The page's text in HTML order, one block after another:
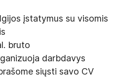
įstatymus su visomis
bruto
darbdavys
siųsti savo CV